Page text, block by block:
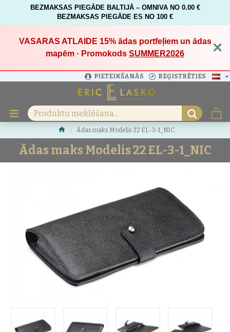
BEZMAKSAS PIEGĀDE BALTIJĀ – OMNIVA NO 0.00 €
BEZMAKSAS PIEGĀDE ES NO 100 €
VASARAS ATLAIDE 15%ādas portfeļiem un ādas
mapēm · Promokods SUMMER2026 ×
PIETEIKŠANĀS REĢISTRĒTIES
Ādas maks Modelis 22 EL-3-1_NIC
Ādas maks Modelis 22 EL-3-1_NIC